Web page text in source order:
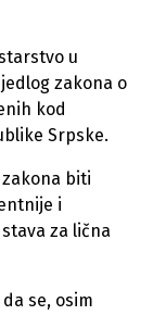
u
zakona o
kod
Srpske.
biti
i
za lična
se, osim